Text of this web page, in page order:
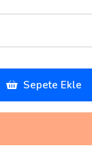
Sepete Ekle